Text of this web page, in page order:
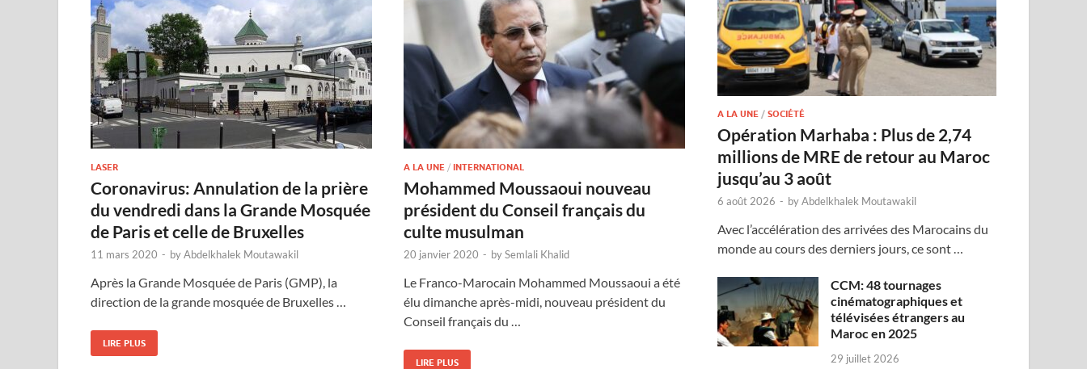
LASER
Coronavirus: Annulation de la prière
du vendredi dans la Grande Mosquée
de Paris et celle de Bruxelles
11 mars 2020 - byAbdelkhalek Moutawakil
Après la Grande Mosquée de Paris (GMP), la
direction de la grande mosquée de Bruxelles …
LIRE PLUS
A LA UNE / INTERNATIONAL
Mohammed Moussaoui nouveau
président du Conseil français du
culte musulman
20 janvier 2020 - bySemlali Khalid
Le Franco-Marocain Mohammed Moussaoui a été
élu dimanche après-midi, nouveau président du
Conseil français du …
LIRE PLUS
A LA UNE /SOCIÉTÉ
Opération Marhaba : Plus de 2,74
millions de MRE de retour au Maroc
jusqu’au 3 août
6 août 2026 - byAbdelkhalek Moutawakil
Avec l’accélération des arrivées des Marocains du
monde au cours des derniers jours, ce sont …
CCM: 48 tournages
cinématographiques et
télévisées étrangers au
Maroc en 2025
29 juillet 2026